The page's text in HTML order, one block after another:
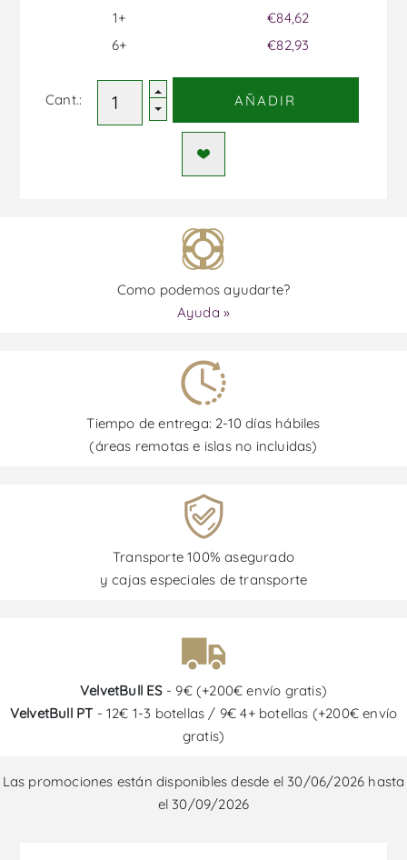
1+
6+
€84,62
€82,93
Cant.: AÑADIR
Como podemos ayudarte?
Ayuda »
Tiempo de entrega: 2-10 días hábiles
(áreas remotas e islas no incluidas)
Transporte 100% asegurado
y cajas especiales de transporte
VelvetBull ES- 9€ (+200€ envío gratis)
VelvetBull PT - 12€ 1-3 botellas / 9€ 4+ botellas (+200€ envío
gratis)
Las promociones están disponibles desde el 30/06/2026 hasta
el 30/09/2026